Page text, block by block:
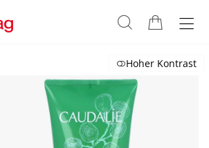
Hoher Kontrast